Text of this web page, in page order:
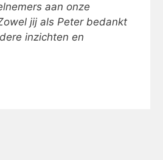
aan onze
jij als Peter bedankt
inzichten en